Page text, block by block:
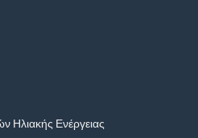
Ηλιακής Ενέργειας